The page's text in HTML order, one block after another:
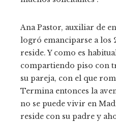
Ana Pastor, auxiliar de
logró emanciparse a los
reside. Y como es
compartiendo piso con
su pareja, con el que
Termina entonces la
no se puede vivir en
reside con su padre y